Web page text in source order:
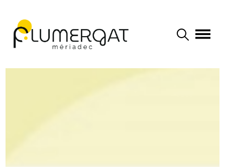
Navigation principale